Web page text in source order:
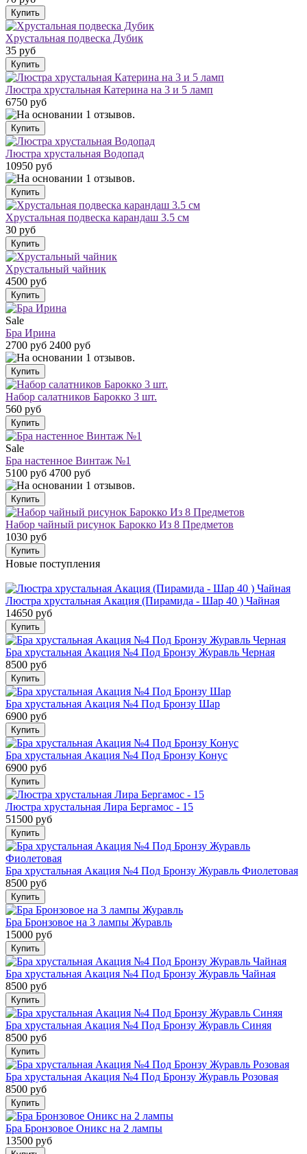
Хрустальная подвеска Дубик
35 руб
Люстра хрустальная Катерина на 3 и 5 ламп
6750 руб
Люстра хрустальная Водопад
10950 руб
Хрустальная подвеска карандаш 3.5 см
30 руб
Хрустальный чайник
4500 руб
Sale
Бра Ирина
2700 руб 2400 руб
Набор салатников Барокко 3 шт.
560 руб
Sale
Бра настенное Винтаж №1
5100 руб 4700 руб
Набор чайный рисунок Барокко Из 8 Предметов
1030 руб
Новые поступления
Люстра хрустальная Акация (Пирамида - Шар 40 ) Чайная
14650 руб
Бра хрустальная Акация №4 Под Бронзу Журавль Черная
8500 руб
Бра хрустальная Акация №4 Под Бронзу Шар
6900 руб
Бра хрустальная Акация №4 Под Бронзу Конус
6900 руб
Люстра хрустальная Лира Бергамос - 15
51500 руб
Бра хрустальная Акация №4 Под Бронзу Журавль Фиолетовая
8500 руб
Бра Бронзовое на 3 лампы Журавль
15000 руб
Бра хрустальная Акация №4 Под Бронзу Журавль Чайная
8500 руб
Бра хрустальная Акация №4 Под Бронзу Журавль Синяя
8500 руб
Бра хрустальная Акация №4 Под Бронзу Журавль Розовая
8500 руб
Бра Бронзовое Оникс на 2 лампы
13500 руб